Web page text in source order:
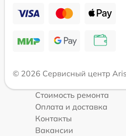
© 2026 Сервисный центр
Стоимость ремонта
Оплата и доставка
Контакты
Вакансии